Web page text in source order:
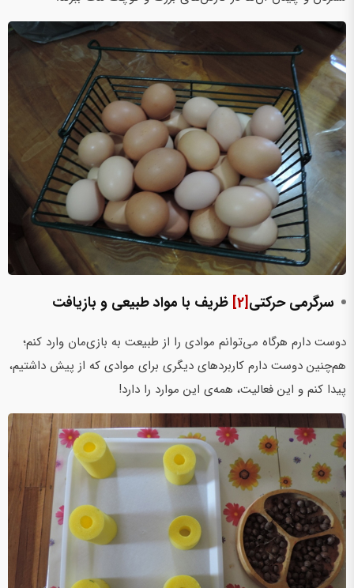
سرگرمی حرکتی[2] ظریف با مواد طبیعی و بازیافت
دوست دارم هرگاه می‌توانم موادی را از طبیعت به بازی‌مان وارد کنم؛
هم‌چنین دوست دارم کاربردهای دیگری برای موادی که از پیش داشتیم،
پیدا کنم و این فعالیت، همه‌ی این موارد را دارد!